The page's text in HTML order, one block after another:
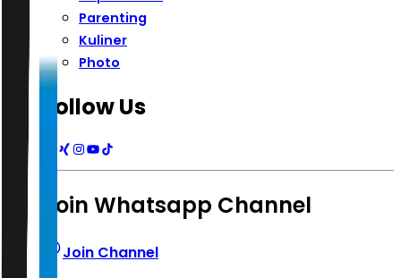
Parenting
Kuliner
Photo
Follow Us
Join Whatsapp Channel
Join Channel